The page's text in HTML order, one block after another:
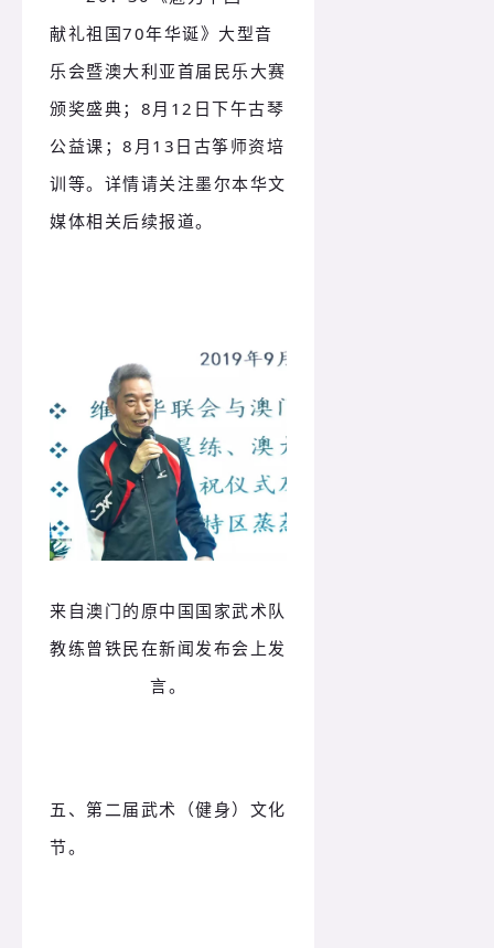
献礼祖国70年华诞》大型音
乐会暨澳大利亚首届民乐大赛
颁奖盛典； 8月12日下午古琴
公益课； 8月13日古筝师资培
训等。 详情请关注墨尔本华文
媒体相关后续报道。
来自澳门的原中国国家武术队
教练曾铁民在新闻发布会上发
言。
五、第二届武术（健身）文化
节。